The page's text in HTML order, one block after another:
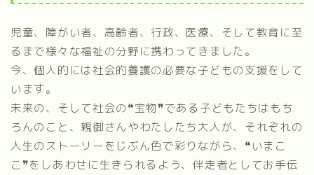
児童、障がい者、高齢者、行政、医療、そして教育に至
るまで様々な福祉の分野に携わってきました。
今、個人的には社会的養護の必要な子どもの支援をして
います。
未来の、そして社会の❝宝物❞である子どもたちはもち
ろんのこと、親御さんやわたしたち大人が、それぞれの
人生のストーリーをじぶん色で彩りながら、❝いまこ
こ❞をしあわせに生きられるよう、伴走者としてお手伝